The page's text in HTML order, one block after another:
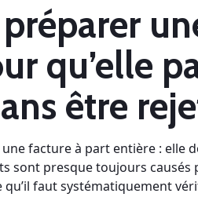
qu’elle
être
facture à part entière : elle
sont presque toujours
faut systématiquement